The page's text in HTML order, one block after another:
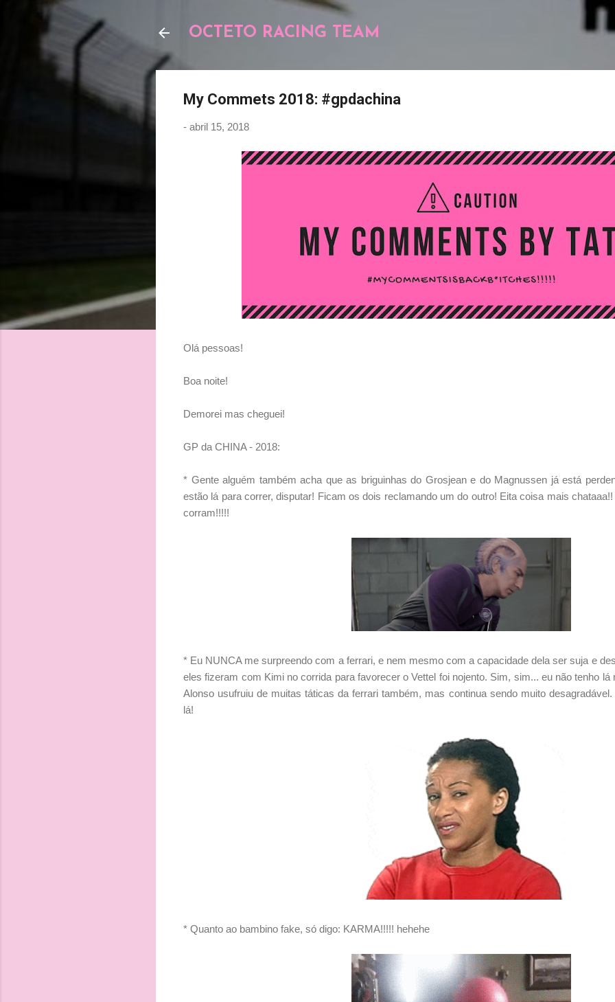
OCTETO RACING TEAM
My Commets 2018: #gpdachina
- abril 15, 2018
Olá pessoas!
Boa noite!
Demorei mas cheguei!
GP da CHINA - 2018:
* Gente alguém também acha que as briguinhas do Grosjean e do Magnussen já está
estão lá para correr, disputar! Ficam os dois reclamando um do outro! Eita coisa mais
corram!!!!!
* Eu NUNCA me surpreendo com a ferrari, e nem mesmo com a capacidade dela ser suja e
eles fizeram com Kimi no corrida para favorecer o Vettel foi nojento. Sim, sim... eu não tenho lá
Alonso usufruiu de muitas táticas da ferrari também, mas continua sendo muito
lá!
* Quanto ao bambino fake, só digo: KARMA!!!!! hehehe